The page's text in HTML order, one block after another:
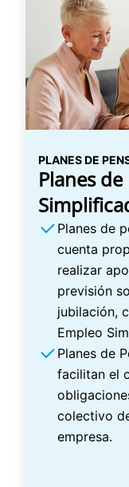
PLANES DE
Planes
Planes de
cuenta
realizar
previsión
jubilación,
Empleo
Planes de
facilitan el
colectivo
empresa.